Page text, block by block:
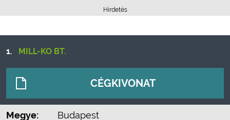
Hirdetés
1. MILL-KO BT.
CÉGKIVONAT
Megye:
Budapest